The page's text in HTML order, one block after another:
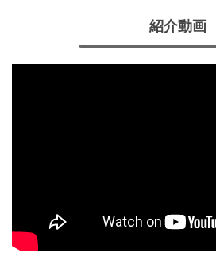
紹介動画